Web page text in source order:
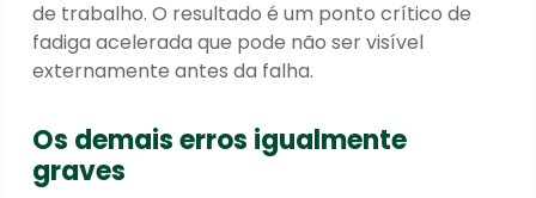
de trabalho. O resultado é um ponto crítico de
fadiga acelerada que pode não ser visível
externamente antes da falha.
Os demais erros igualmente
graves